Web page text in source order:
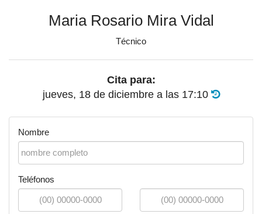
Maria Rosario Mira Vidal
Técnico
Cita para:
jueves, 18 de diciembre a las 17:10
Nombre
Teléfonos